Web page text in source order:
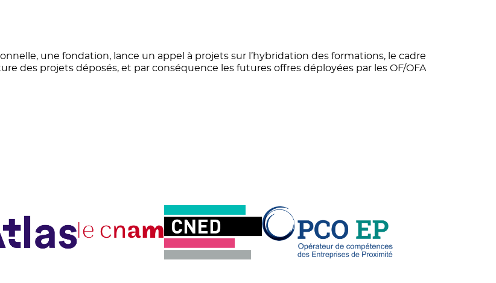
une fondation, lance un appel à projets sur l’hybridation des formations, le cadre
des projets déposés, et par conséquence les futures offres déployées par les OF/OFA